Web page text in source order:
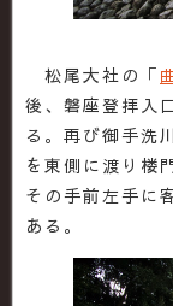
松尾大社の「
後、磐座登拝入
る。再び御手洗
を東側に渡り楼
その手前左手に
ある。